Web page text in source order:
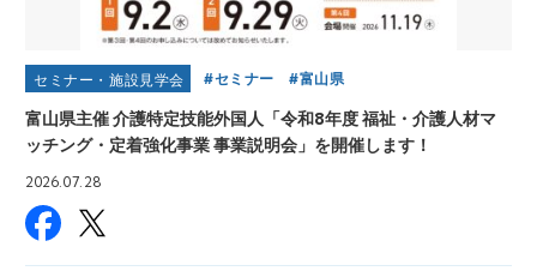
セミナー・施設見学会 セミナー 富山県
富山県主催 介護特定技能外国人「令和8年度 福祉・介護人材マ
ッチング・定着強化事業 事業説明会」を開催します！
2026.07.28